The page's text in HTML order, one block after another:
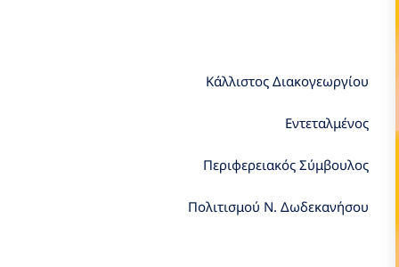
Κάλλιστος Διακογεωργίου
Εντεταλμένος
Περιφερειακός Σύμβουλος
Πολιτισμού Ν. Δωδεκανήσου